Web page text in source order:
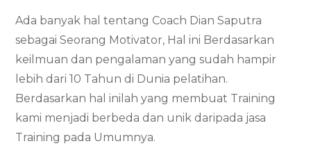
Ada banyak hal tentang Coach Dian Saputra
sebagai Seorang Motivator, Hal ini Berdasarkan
keilmuan dan pengalaman yang sudah hampir
lebih dari 10 Tahun di Dunia pelatihan.
Berdasarkan hal inilah yang membuat Training
kami menjadi berbeda dan unik daripada jasa
Training pada Umumnya.